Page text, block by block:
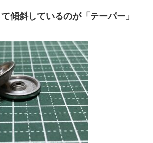
傾斜しているのが「テーパー」